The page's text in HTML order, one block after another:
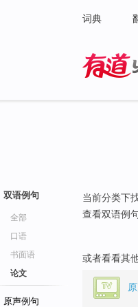
词典
双语例句
全部
口语
书面语
论文
原声例句
当前分类下
查看双语例
或者看看其